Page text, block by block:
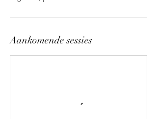
Aankomende sessies